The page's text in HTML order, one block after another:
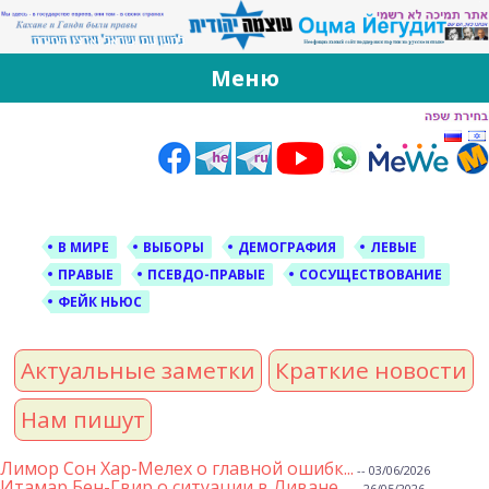
За Оцма Йегудит
עוצמה יהודית ברוסית ובעברית
Меню
В МИРЕ ВЫБОРЫ ДЕМОГРАФИЯ
ЛЕВЫЕ
ПРАВЫЕ
ПСЕВДО-ПРАВЫЕ
СОСУЩЕСТВОВАНИЕ
ФЕЙК НЬЮС
Актуальные заметки
Краткие новости
Нам пишут
Лимор Сон Хар-Мелех о главной ошибк... -- 03/06/2026